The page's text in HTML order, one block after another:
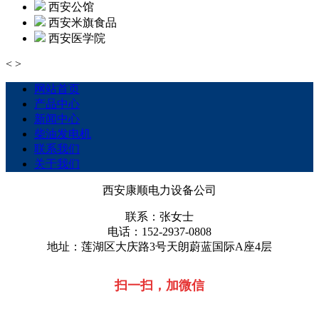
西安公馆
西安米旗食品
西安医学院
< >
网站首页
产品中心
新闻中心
柴油发电机
联系我们
关于我们
西安康顺电力设备公司
联系：张女士
电话：152-2937-0808
地址：莲湖区大庆路3号天朗蔚蓝国际A座4层
扫一扫，加微信